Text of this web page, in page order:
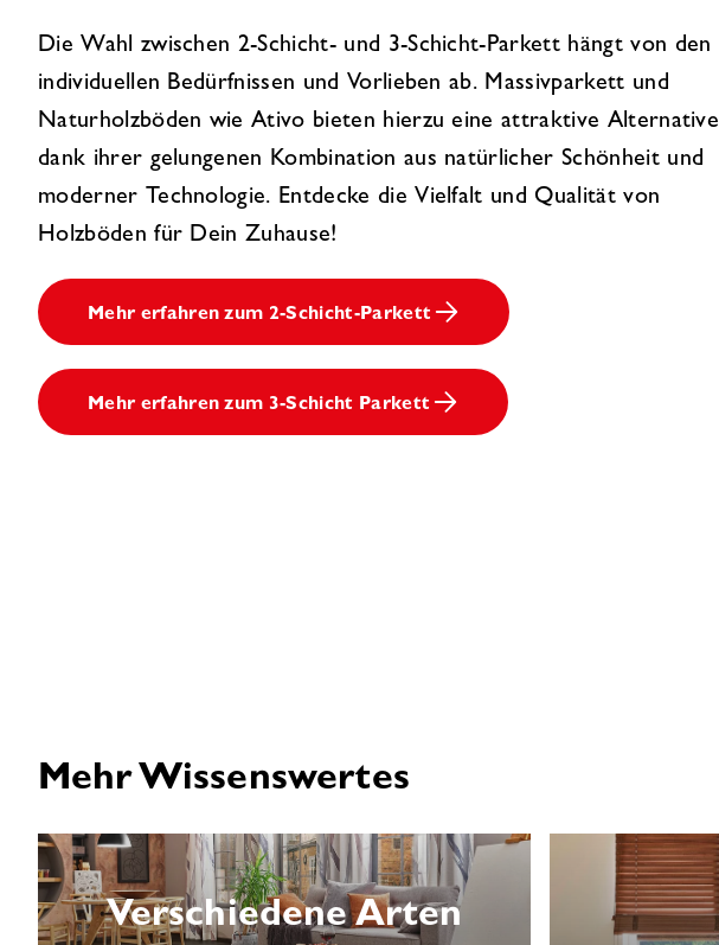
Die Wahl zwischen 2-Schicht- und 3-Schicht-Parkett hängt von den
individuellen Bedürfnissen und Vorlieben ab. Massivparkett und
Naturholzböden wie Ativo bieten hierzu eine attraktive Alternative
dank ihrer gelungenen Kombination aus natürlicher Schönheit und
moderner Technologie. Entdecke die Vielfalt und Qualität von
Holzböden für Dein Zuhause!
Mehr erfahren zum 2-Schicht-Parkett
Mehr erfahren zum 3-Schicht Parkett
Mehr Wissenswertes
Verschiedene Arten